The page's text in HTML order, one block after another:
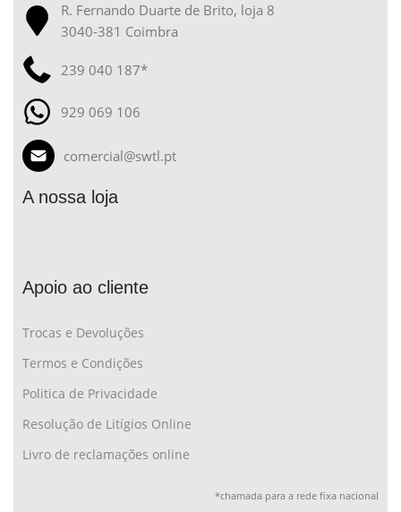
R. Fernando Duarte de Brito, loja 8
3040-381 Coimbra
239 040 187*
929 069 106
comercial@swtl.pt
A nossa loja
Apoio ao cliente
Trocas e Devoluções
Termos e Condições
Politica de Privacidade
Resolução de Litígios Online
Livro de reclamações online
*chamada para a rede fixa nacional